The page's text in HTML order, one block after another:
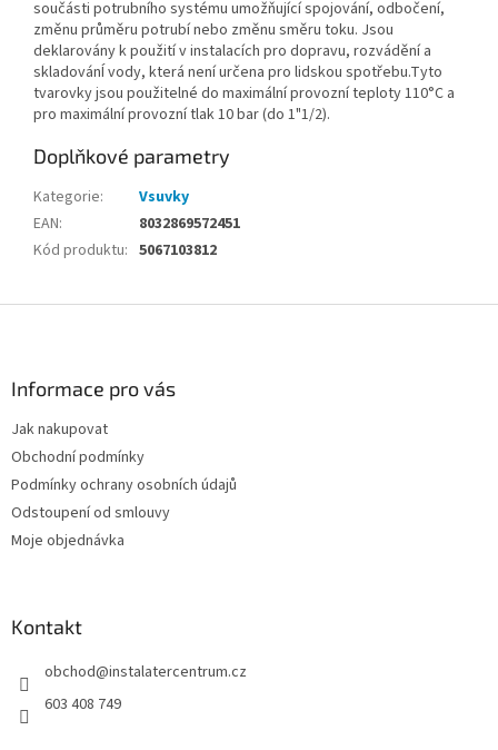
součásti potrubního systému umožňující spojování, odbočení,
změnu průměru potrubí nebo změnu směru toku. Jsou
deklarovány k použití v instalacích pro dopravu, rozvádění a
skladovánÍ vody, která není určena pro lidskou spotřebu.Tyto
tvarovky jsou použitelné do maximální provozní teploty 110°C a
pro maximální provozní tlak 10 bar (do 1"1/2).
Doplňkové parametry
Kategorie:
Vsuvky
EAN:
8032869572451
Kód produktu: 5067103812
Informace pro vás
Jak nakupovat
Obchodní podmínky
Podmínky ochrany osobních údajů
Odstoupení od smlouvy
Moje objednávka
Kontakt
obchod@instalatercentrum.cz
603 408 749